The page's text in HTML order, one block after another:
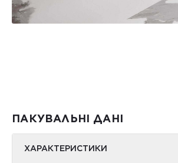
ПАКУВАЛЬНІ ДАНІ
ХАРАКТЕРИСТИКИ